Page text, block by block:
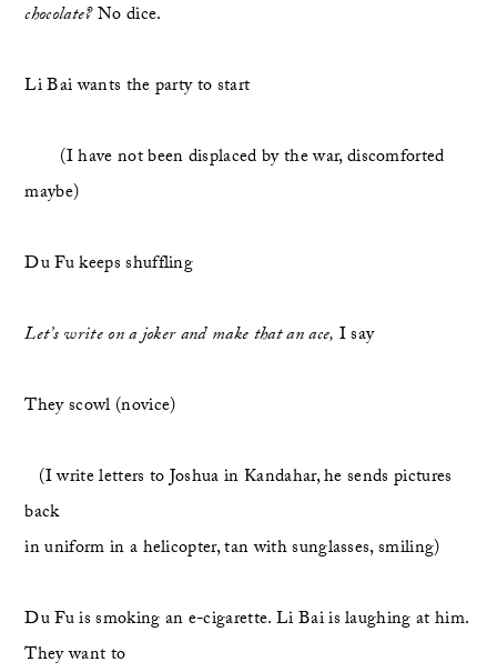
chocolate? No dice.
Li Bai wants the party to start
maybe)
Du Fu keeps shuffling
Let’s write on a joker and make that an ace, I say
They scowl (novice)
(I write letters to Joshua in Kandahar, he sends pictures
back
in uniform in a helicopter, tan with sunglasses, smiling)
Du Fu is smoking an e-cigarette. Li Bai is laughing at him.
They want to